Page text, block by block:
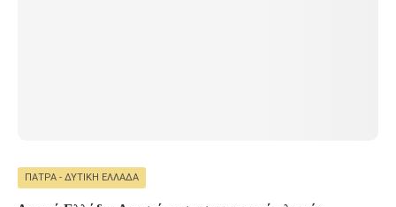
ΠΆΤΡΑ - ΔΥΤΙΚΉ ΕΛΛΆΔΑ